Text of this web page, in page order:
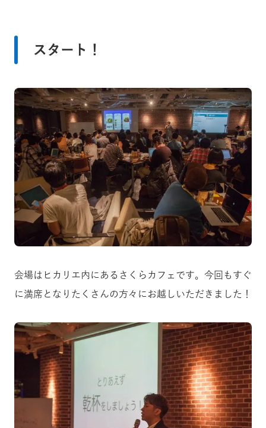
スタート！
会場はヒカリエ内にあるさくらカフェです。今回もすぐ
に満席となりたくさんの方々にお越しいただきました！